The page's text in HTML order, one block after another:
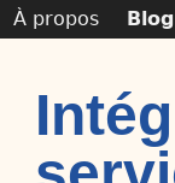
À propos Blog